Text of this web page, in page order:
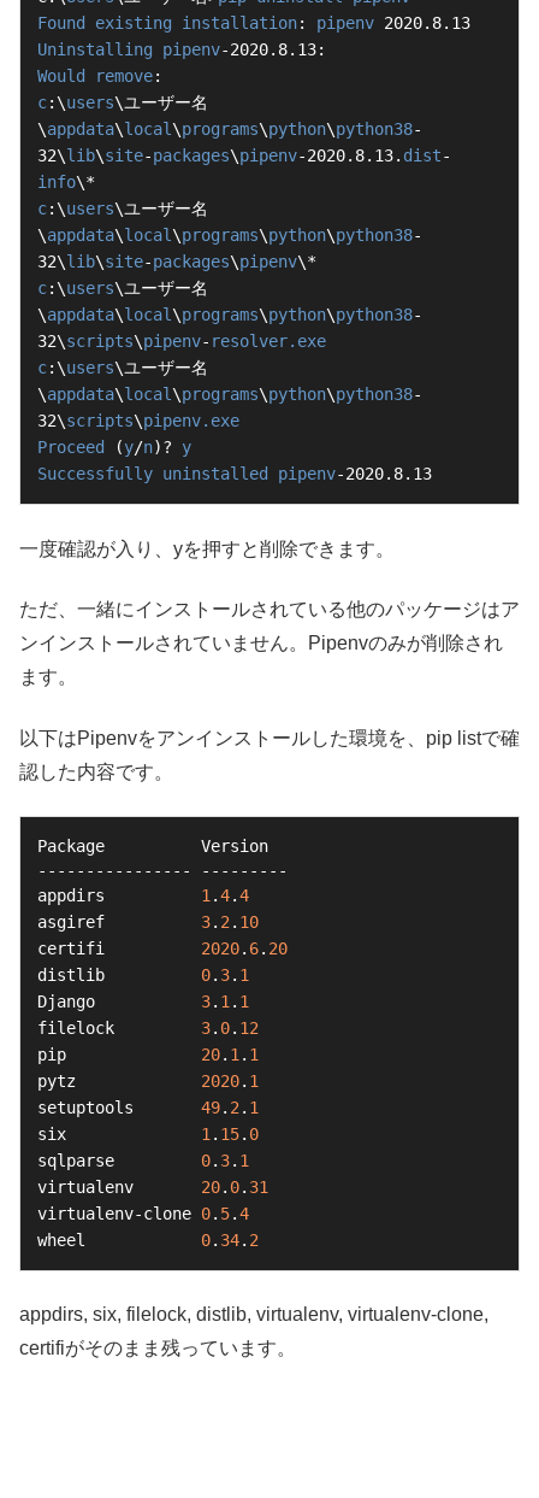
Found
existing installation: pipenv
Uninstalling
pipenv
Would
remove
c:\users\ユーザー名
\appdata\local\programs\python\python38-
32\lib\site-packages\pipenv-2020.8.13. dist-
info
c:\users\ユーザー名
\appdata\local\programs\python\python38-
32\lib\site-packages\pipenv
c:\users\ユーザー名
\appdata\local\programs\python\python38-
32\scripts\pipenv- resolver.exe
c:\users\ユーザー名
\appdata\local\programs\python\python38-
32\scripts\pipenv.exe
Proceed
(y/n)? y
Successfully uninstalled pipenv-2020.8.13
一度確認が入り、yを押すと削除できます。
ただ、一緒にインストールされている他のパッケージはア
ンインストールされていません。Pipenvのみが削除され
ます。
以下はPipenvをアンインストールした環境を、pip listで確
認した内容です。
Package          Version
---------------- ---------
appdirs 1 .4.4
asgiref 3. 2 . 10
certifi 2020. 6. 20
distlib 0. 3. 1
Django 3. 1 . 1
filelock 3. 0. 12
pip 20. 1 . 1
pytz 2020. 1
setuptools 49. 2 . 1
six 1 . 15. 0
sqlparse 0. 3. 1
virtualenv 20. 0. 31
virtualenv-clone 0. 5.4
wheel 0. 34. 2
appdirs, six, filelock, distlib, virtualenv, virtualenv-clone,
certifiがそのまま残っています。